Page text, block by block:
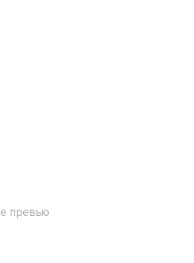
превью